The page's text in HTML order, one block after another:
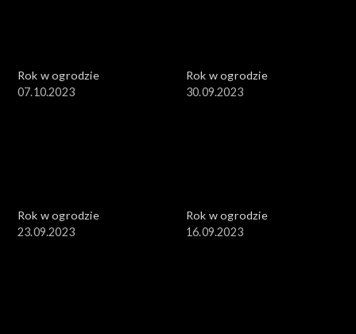
Rok w ogrodzie
07.10.2023
Rok w ogrodzie
30.09.2023
Rok w ogrodzie
23.09.2023
Rok w ogrodzie
16.09.2023